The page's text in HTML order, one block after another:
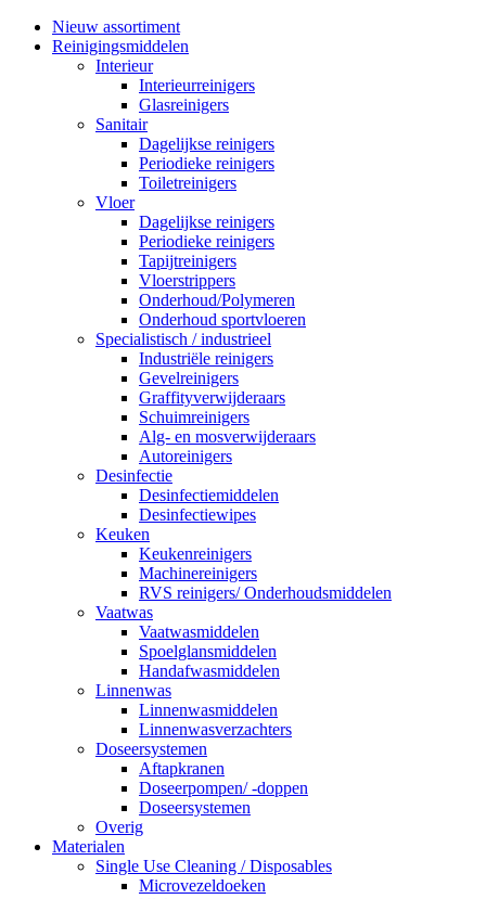
Nieuw assortiment
Reinigingsmiddelen
Interieur
Interieurreinigers
Glasreinigers
Sanitair
Dagelijkse reinigers
Periodieke reinigers
Toiletreinigers
Vloer
Dagelijkse reinigers
Periodieke reinigers
Tapijtreinigers
Vloerstrippers
Onderhoud/Polymeren
Onderhoud sportvloeren
Specialistisch / industrieel
Industriële reinigers
Gevelreinigers
Graffityverwijderaars
Schuimreinigers
Alg- en mosverwijderaars
Autoreinigers
Desinfectie
Desinfectiemiddelen
Desinfectiewipes
Keuken
Keukenreinigers
Machinereinigers
RVS reinigers/ Onderhoudsmiddelen
Vaatwas
Vaatwasmiddelen
Spoelglansmiddelen
Handafwasmiddelen
Linnenwas
Linnenwasmiddelen
Linnenwasverzachters
Doseersystemen
Aftapkranen
Doseerpompen/ -doppen
Doseersystemen
Overig
Materialen
Single Use Cleaning / Disposables
Microvezeldoeken